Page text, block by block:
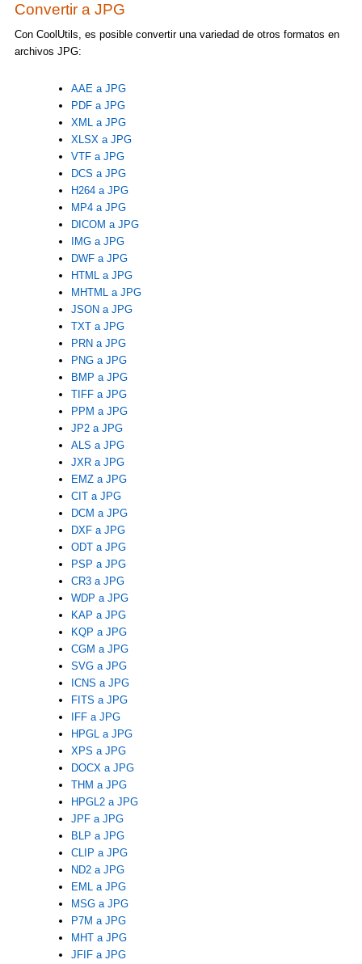
Convertir a JPG
Con CoolUtils, es posible convertir una variedad de otros formatos en
archivos JPG:
AAE a JPG
PDF a JPG
XML a JPG
XLSX a JPG
VTF a JPG
DCS a JPG
H264 a JPG
MP4 a JPG
DICOM a JPG
IMG a JPG
DWF a JPG
HTML a JPG
MHTML a JPG
JSON a JPG
TXT a JPG
PRN a JPG
PNG a JPG
BMP a JPG
TIFF a JPG
PPM a JPG
JP2 a JPG
ALS a JPG
JXR a JPG
EMZ a JPG
CIT a JPG
DCM a JPG
DXF a JPG
ODT a JPG
PSP a JPG
CR3 a JPG
WDP a JPG
KAP a JPG
KQP a JPG
CGM a JPG
SVG a JPG
ICNS a JPG
FITS a JPG
IFF a JPG
HPGL a JPG
XPS a JPG
DOCX a JPG
THM a JPG
HPGL2 a JPG
JPF a JPG
BLP a JPG
CLIP a JPG
ND2 a JPG
EML a JPG
MSG a JPG
P7M a JPG
MHT a JPG
JFIF a JPG